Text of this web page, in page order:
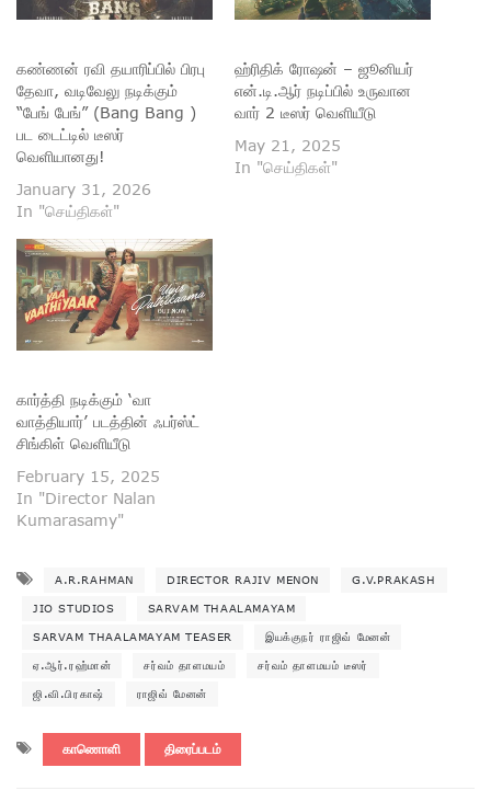
கண்ணன் ரவி தயாரிப்பில் பிரபு
தேவா, வடிவேலு நடிக்கும்
“பேங் பேங்” (Bang Bang )
பட டைட்டில் டீஸர்
வெளியானது!
January 31, 2026
In "செய்திகள்"
ஹ்ரிதிக் ரோஷன் – ஜூனியர்
என்.டி.ஆர் நடிப்பில் உருவான
வார் 2 டீஸர் வெளியீடு
May 21, 2025
In "செய்திகள்"
கார்த்தி நடிக்கும் ‘வா
வாத்தியார்’ படத்தின் ஃபர்ஸ்ட்
சிங்கிள் வெளியீடு
February 15, 2025
In "Director Nalan
Kumarasamy"
A.R.RAHMAN DIRECTOR RAJIV MENON G.V.PRAKASH
JIO STUDIOS SARVAM THAALAMAYAM
SARVAM THAALAMAYAM TEASER இயக்குநர் ராஜிவ் மேனன்
ஏ.ஆர்.ரஹ்மான் சர்வம் தாளமயம் சர்வம் தாளமயம் டீஸர்
ஜி.வி.பிரகாஷ் ராஜிவ் மேனன்
காணொளி திரைப்படம்